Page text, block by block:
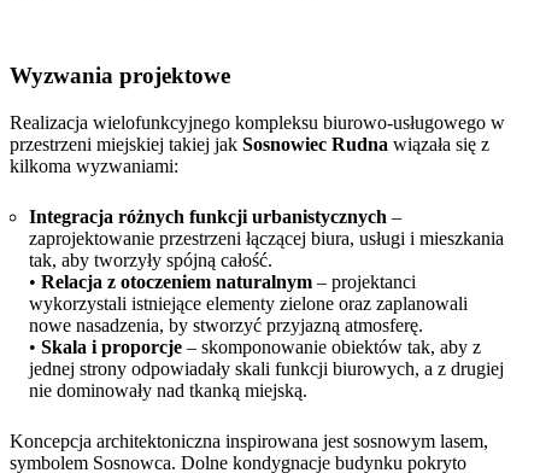
Wyzwania projektowe
Realizacja wielofunkcyjnego kompleksu biurowo-usługowego w
przestrzeni miejskiej takiej jak Sosnowiec Rudna wiązała się z
kilkoma wyzwaniami:
Integracja różnych funkcji urbanistycznych –
zaprojektowanie przestrzeni łączącej biura, usługi i mieszkania
tak, aby tworzyły spójną całość.
• Relacja z otoczeniem naturalnym – projektanci
wykorzystali istniejące elementy zielone oraz zaplanowali
nowe nasadzenia, by stworzyć przyjazną atmosferę.
• Skala i proporcje – skomponowanie obiektów tak, aby z
jednej strony odpowiadały skali funkcji biurowych, a z drugiej
nie dominowały nad tkanką miejską.
Koncepcja architektoniczna inspirowana jest sosnowym lasem,
symbolem Sosnowca. Dolne kondygnacje budynku pokryto